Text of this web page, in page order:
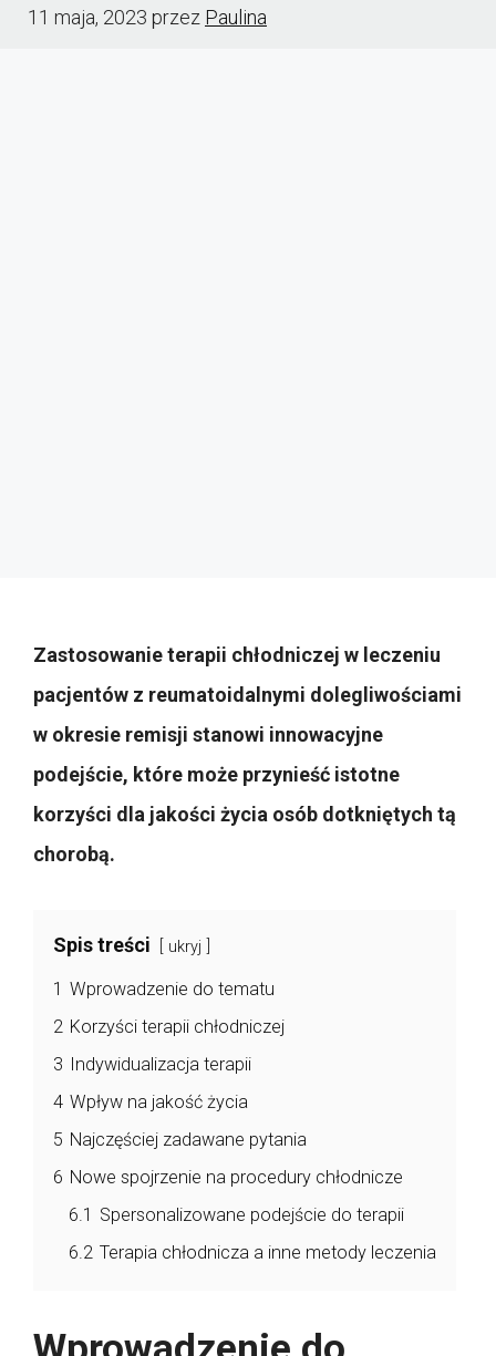
11 maja, 2023 przez Paulina
Zastosowanie terapii chłodniczej w leczeniu
pacjentów z reumatoidalnymi dolegliwościami
w okresie remisji stanowi innowacyjne
podejście, które może przynieść istotne
korzyści dla jakości życia osób dotkniętych tą
chorobą.
Spis treści ukryj
1 Wprowadzenie do tematu
2 Korzyści terapii chłodniczej
3 Indywidualizacja terapii
4 Wpływ na jakość życia
5 Najczęściej zadawane pytania
6 Nowe spojrzenie na procedury chłodnicze
6.1 Spersonalizowane podejście do terapii
6.2 Terapia chłodnicza a inne metody leczenia